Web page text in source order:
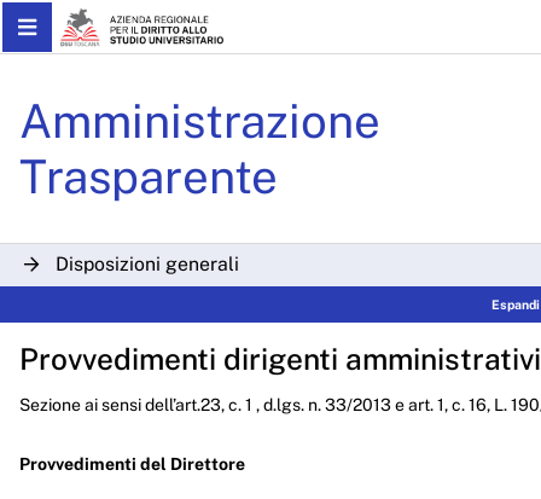
Skip to Main Content
Amministrazione
Trasparente
Disposizioni generali
Consulenti e collaboratori
Personale
Bandi di concorso
Provvedimenti dirigenti amministrativi
Sezione ai sensi dell’art.23, c. 1 , d.lgs. n. 33/2013 e art. 1, c. 16, L.
Provvedimenti del Direttore